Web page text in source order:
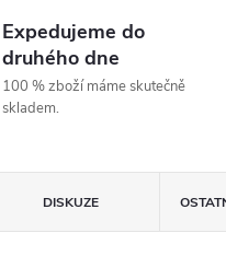
Expedujeme do
druhého dne
100 % zboží máme skutečně
skladem.
DISKUZE